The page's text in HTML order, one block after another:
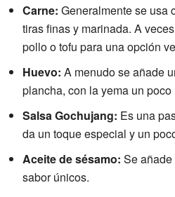
Carne: Generalmente se usa
tiras finas y marinada. A
pollo o tofu para una opción
Huevo: A menudo se añade
plancha, con la yema un poco
Salsa Gochujang: Es una
da un toque especial y un
Aceite de sésamo: Se
sabor únicos.